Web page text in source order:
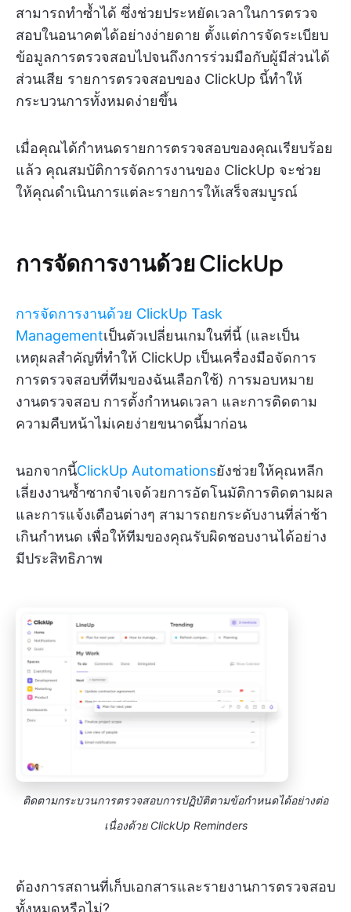
สามารถทำซ้ำได้ ซึ่งช่วยประหยัดเวลาในการตรวจ
สอบในอนาคตได้อย่างง่ายดาย ตั้งแต่การจัดระเบียบ
ข้อมูลการตรวจสอบไปจนถึงการร่วมมือกับผู้มีส่วนได้
ส่วนเสีย รายการตรวจสอบของ ClickUp นี้ทำให้
กระบวนการทั้งหมดง่ายขึ้น
เมื่อคุณได้กำหนดรายการตรวจสอบของคุณเรียบร้อย
แล้ว คุณสมบัติการจัดการงานของ ClickUp จะช่วย
ให้คุณดำเนินการแต่ละรายการให้เสร็จสมบูรณ์
การจัดการงานด้วย ClickUp
การจัดการงานด้วย ClickUp Task
Managementเป็นตัวเปลี่ยนเกมในที่นี้ (และเป็น
เหตุผลสำคัญที่ทำให้ ClickUp เป็นเครื่องมือจัดการ
การตรวจสอบที่ทีมของฉันเลือกใช้) การมอบหมาย
งานตรวจสอบ การตั้งกำหนดเวลา และการติดตาม
ความคืบหน้าไม่เคยง่ายขนาดนี้มาก่อน
นอกจากนี้ClickUp Automationsยังช่วยให้คุณหลีก
เลี่ยงงานซ้ำซากจำเจด้วยการอัตโนมัติการติดตามผล
และการแจ้งเตือนต่างๆ สามารถยกระดับงานที่ล่าช้า
เกินกำหนด เพื่อให้ทีมของคุณรับผิดชอบงานได้อย่าง
มีประสิทธิภาพ
ติดตามกระบวนการตรวจสอบการปฏิบัติตามข้อกำหนดได้อย่างต่อ
เนื่องด้วย ClickUp Reminders
ต้องการสถานที่เก็บเอกสารและรายงานการตรวจสอบ
ทั้งหมดหรือไม่?